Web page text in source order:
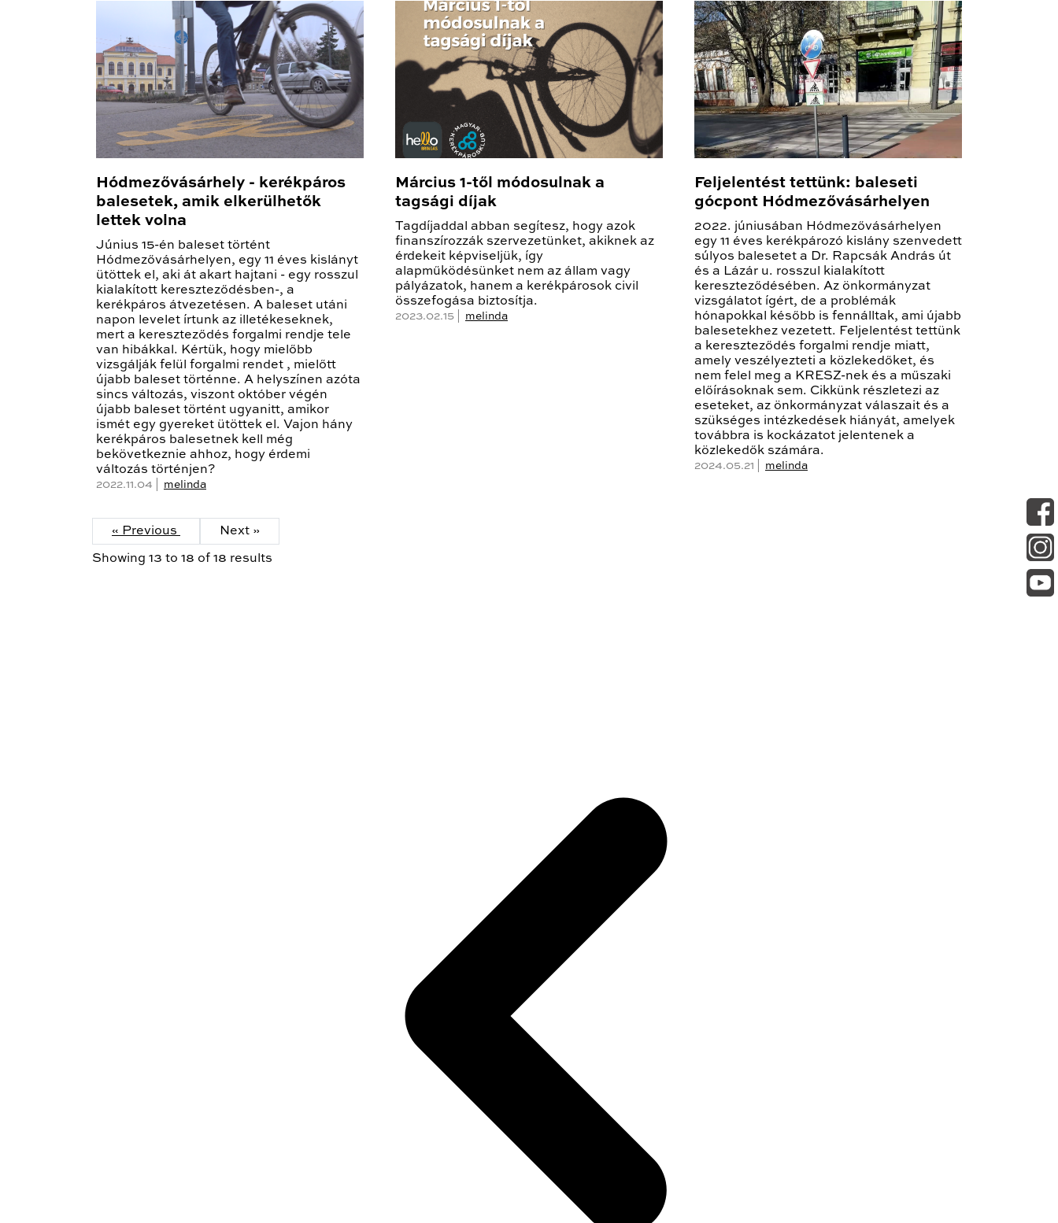
Hódmezővásárhely - kerékpáros
balesetek, amik elkerülhetők
lettek volna
Június 15-én baleset történt
Hódmezővásárhelyen, egy 11 éves kislányt
ütöttek el, aki át akart hajtani - egy rosszul
kialakított kereszteződésben-, a
kerékpáros átvezetésen. A baleset utáni
napon levelet írtunk az illetékeseknek,
mert a kereszteződés forgalmi rendje tele
van hibákkal. Kértük, hogy mielőbb
vizsgálják felül forgalmi rendet , mielőtt
újabb baleset történne. A helyszínen azóta
sincs változás, viszont október végén
újabb baleset történt ugyanitt, amikor
ismét egy gyereket ütöttek el. Vajon hány
kerékpáros balesetnek kell még
bekövetkeznie ahhoz, hogy érdemi
változás történjen?
2022.11.04 | melinda
Március 1-től módosulnak a
tagsági díjak
Tagdíjaddal abban segítesz, hogy azok
finanszírozzák szervezetünket, akiknek az
érdekeit képviseljük, így
alapműködésünket nem az állam vagy
pályázatok, hanem a kerékpárosok civil
összefogása biztosítja.
2023.02.15 | melinda
Feljelentést tettünk: baleseti
gócpont Hódmezővásárhelyen
2022. júniusában Hódmezővásárhelyen
egy 11 éves kerékpározó kislány szenvedett
súlyos balesetet a Dr. Rapcsák András út
és a Lázár u. rosszul kialakított
kereszteződésében. Az önkormányzat
vizsgálatot ígért, de a problémák
hónapokkal később is fennálltak, ami újabb
balesetekhez vezetett. Feljelentést tettünk
a kereszteződés forgalmi rendje miatt,
amely veszélyezteti a közlekedőket, és
nem felel meg a KRESZ-nek és a műszaki
előírásoknak sem. Cikkünk részletezi az
eseteket, az önkormányzat válaszait és a
szükséges intézkedések hiányát, amelyek
továbbra is kockázatot jelentenek a
közlekedők számára.
2024.05.21 | melinda
« Previous Next »
Showing 13 to 18 of 18 results